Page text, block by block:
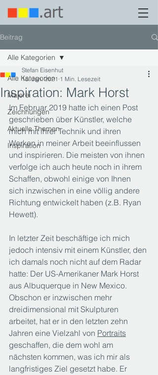
Beitrag
Alle Kategorien
Malerei
Zeichnungen
Aktuelle Themen
Inspiration
Alle Kategorien
Inspiration: Mark Horst
Stefan Eisenhut
15. Jan. 2021 1 Min. Lesezeit
Im Februar 2019 hatte ich einen Post
geschrieben über Künstler, welche
mich mit ihrer Technik und ihren
Werken in meiner Arbeit beeinflussen
und inspirieren. Die meisten von ihnen
verfolge ich auch heute noch in ihrem
Schaffen, obwohl einige von Ihnen
sich inzwischen in eine völlig andere
Richtung entwickelt haben (z.B. Ryan
Hewett).
In letzter Zeit beschäftige ich mich
jedoch intensiv mit einem Künstler, den
ich damals noch nicht auf dem Radar
hatte: Der US-Amerikaner Mark Horst
aus Albuquerque in New Mexico.
Obschon er inzwischen mehr
dreidimensional mit Skulpturen
arbeitet, hat er in den letzten zehn
Jahren eine Vielzahl von Portraits
geschaffen, die dem wohl am
nächsten kommen, was ich mir als
langfristiges Ziel gesetzt habe. Er